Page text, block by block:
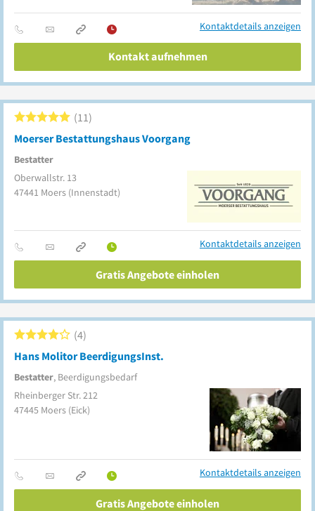
Kontaktdetails anzeigen
Kontakt aufnehmen
Moerser Bestattungshaus Voorgang
Bestatter
11
Oberwallstr. 13
47441 Moers (Innenstadt)
Kontaktdetails anzeigen
Gratis Angebote einholen
Hans Molitor BeerdigungsInst.
Bestatter, Beerdigungsbedarf
4
Rheinberger Str. 212
47445 Moers (Eick)
Kontaktdetails anzeigen
Gratis Angebote einholen